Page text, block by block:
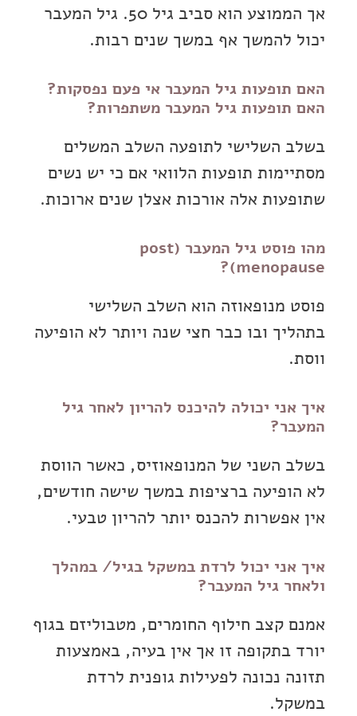
אך הממוצע הוא סביב גיל 50. גיל המעבר
יכול להמשך אף במשך שנים רבות.
האם תופעות גיל המעבר אי פעם נפסקות?
האם תופעות גיל המעבר משתפרות?
בשלב השלישי לתופעה השלב המשלים
מסתיימות תופעות הלוואי אם כי יש נשים
שתופעות אלה אורכות אצלן שנים ארוכות.
מהו פוסט גיל המעבר (post
menopause)?
פוסט מנופאוזה הוא השלב השלישי
בתהליך ובו כבר חצי שנה ויותר לא הופיעה
ווסת.
איך אני יכולה להיכנס להריון לאחר גיל
המעבר?
בשלב השני של המנופאוזיס, כאשר הווסת
לא הופיעה ברציפות במשך שישה חודשים,
אין אפשרות להכנס יותר להריון טבעי.
איך אני יכול לרדת במשקל בגיל/ במהלך
ולאחר גיל המעבר?
אמנם קצב חילוף החומרים, מטבוליזם בגוף
יורד בתקופה זו אך אין בעיה, באמצעות
תזונה נכונה לפעילות גופנית לרדת
במשקל.